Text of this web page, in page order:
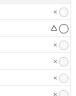
×
△
×
×
×
×